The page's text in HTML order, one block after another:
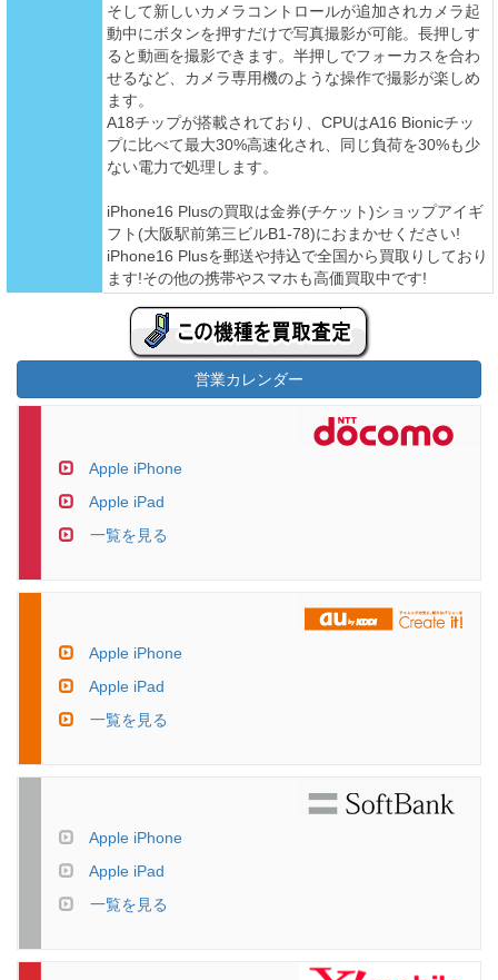
そして新しいカメラコントロールが追加されカメラ起
動中にボタンを押すだけで写真撮影が可能。長押しす
ると動画を撮影できます。半押しでフォーカスを合わ
せるなど、カメラ専用機のような操作で撮影が楽しめ
ます。
A18チップが搭載されており、CPUはA16 Bionicチッ
プに比べて最大30%高速化され、同じ負荷を30%も少
ない電力で処理します。
iPhone16 Plusの買取は金券(チケット)ショップアイギ
フト(大阪駅前第三ビルB1-78)におまかせください!
iPhone16 Plusを郵送や持込で全国から買取りしており
ます!その他の携帯やスマホも高価買取中です!
営業カレンダー
Apple iPhone
Apple iPad
一覧を見る
Apple iPhone
Apple iPad
一覧を見る
Apple iPhone
Apple iPad
一覧を見る